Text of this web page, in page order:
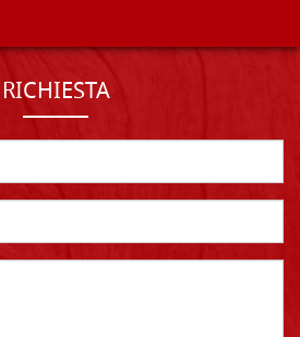
RICHIESTA